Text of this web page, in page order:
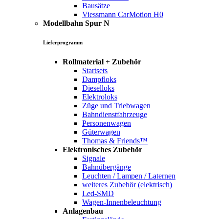
Bausätze
Viessmann CarMotion H0
Modellbahn Spur N
Lieferprogramm
Rollmaterial + Zubehör
Startsets
Dampfloks
Dieselloks
Elektroloks
Züge und Triebwagen
Bahndienstfahrzeuge
Personenwagen
Güterwagen
Thomas & Friends™
Elektronisches Zubehör
Signale
Bahnübergänge
Leuchten / Lampen / Laternen
weiteres Zubehör (elektrisch)
Led-SMD
Wagen-Innenbeleuchtung
Anlagenbau